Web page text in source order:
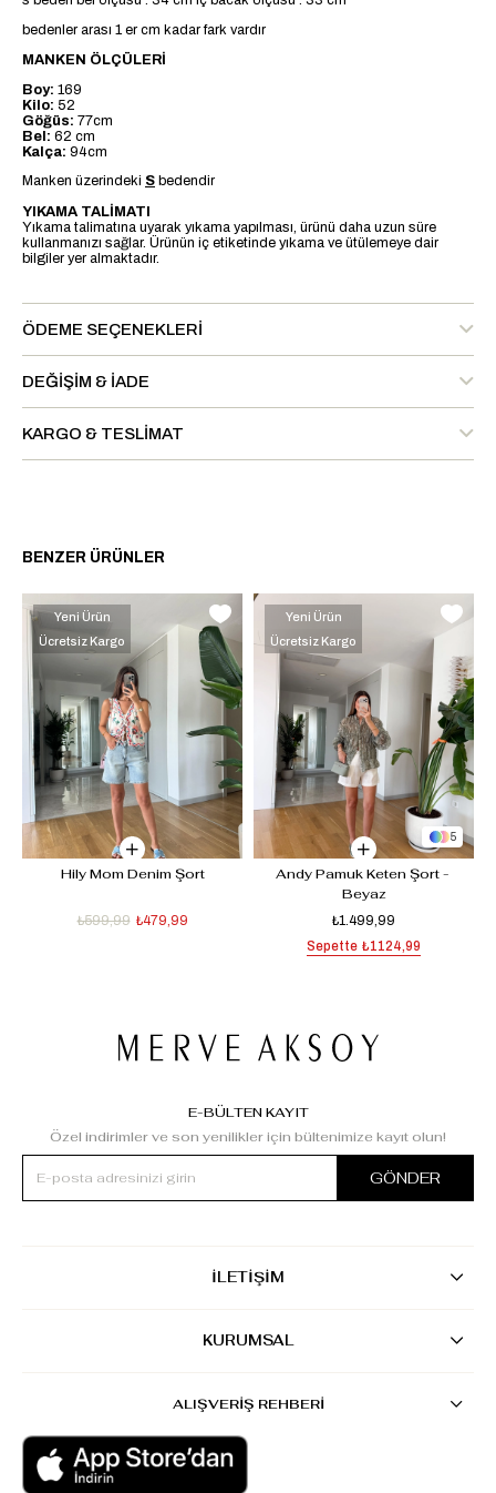
bedenler arası 1 er cm kadar fark vardır
MANKEN ÖLÇÜLERİ
Boy: 169
Kilo: 52
Göğüs: 77cm
Bel: 62 cm
Kalça: 94cm
Manken üzerindeki S bedendir
YIKAMA TALİMATI
Yıkama talimatına uyarak yıkama yapılması, ürünü daha uzun süre
kullanmanızı sağlar. Ürünün iç etiketinde yıkama ve ütülemeye dair
bilgiler yer almaktadır.
ÖDEME SEÇENEKLERI
DEĞIŞIM & İADE
KARGO & TESLIMAT
BENZER ÜRÜNLER
Hily Mom Denim Şort
₺479,99
₺599,99
Yeni Ürün
Ücretsiz Kargo
5
Andy Pamuk Keten Şort -
Beyaz
₺1.499,99
Sepette ₺1124,99
Yeni Ürün
Ücretsiz Kargo
E-BÜLTEN KAYIT
Özel indirimler ve son yenilikler için bültenimize kayıt olun!
GÖNDER
İLETİŞİM
KURUMSAL
ALIŞVERİŞ REHBERİ